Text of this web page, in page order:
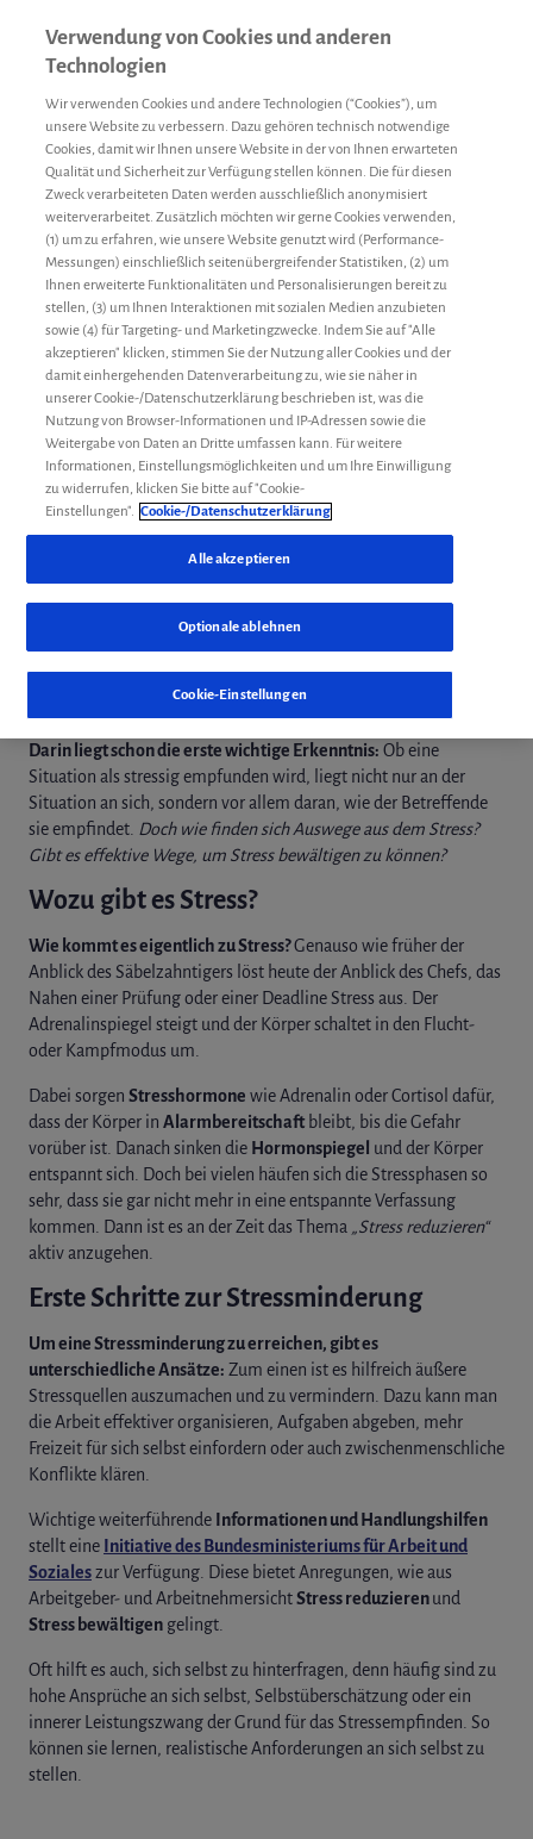
Mentale Gesundheit Redaktion 7. März 2018
Natürliche Auswege aus dem Stress
Laut Statista-Umfrage ist der wichtigste Neujahrsvorsatz der
Deutschen in diesem Jahr: Stress zu vermeiden beziehungsweise
Stress zu reduzieren.
Darin liegt schon die erste wichtige Erkenntnis: Ob eine
Situation als stressig empfunden wird, liegt nicht nur an der
Situation an sich, sondern vor allem daran, wie der Betreffende
sie empfindet. Doch wie finden sich Auswege aus dem Stress?
Gibt es effektive Wege, um Stress bewältigen zu können?
Wozu gibt es Stress?
Wie kommt es eigentlich zu Stress?Genauso wie früher der
Anblick des Säbelzahntigers löst heute der Anblick des Chefs, das
Nahen einer Prüfung oder einer Deadline Stress aus. Der
Adrenalinspiegel steigt und der Körper schaltet in den Flucht-
oder Kampfmodus um.
Dabei sorgen Stresshormone wie Adrenalin oder Cortisol dafür,
dass der Körper in Alarmbereitschaftbleibt, bis die Gefahr
vorüber ist. Danach sinken die Hormonspiegel und der Körper
entspannt sich. Doch bei vielen häufen sich die Stressphasen so
sehr, dass sie gar nicht mehr in eine entspannte Verfassung
kommen. Dann ist es an der Zeit das Thema
„Stress reduzieren“
aktiv anzugehen.
Erste Schritte zur Stressminderung
Um eine Stressminderung zu erreichen, gibt es
unterschiedliche Ansätze: Zum einen ist es hilfreich äußere
Stressquellen auszumachen und zu vermindern. Dazu kann man
die Arbeit effektiver organisieren, Aufgaben abgeben, mehr
Freizeit für sich selbst einfordern oder auch zwischenmenschliche
Konflikte klären.
Wichtige weiterführende Informationen und Handlungshilfen
stellt eine Initiative des Bundesministeriums für Arbeit und
Sozialeszur Verfügung. Diese bietet Anregungen, wie aus
Arbeitgeber- und ArbeitnehmersichtStress reduzierenund
Stress bewältigen gelingt.
Oft hilft es auch, sich selbst zu hinterfragen, denn häufig sind zu
hohe Ansprüche an sich selbst, Selbstüberschätzung oder ein
innerer Leistungszwang der Grund für das Stressempfinden. So
können sie lernen, realistische Anforderungen an sich selbst zu
stellen.
Verwendung von Cookies und anderen
Technologien
Wir verwenden Cookies und andere Technologien (“Cookies”), um
unsere Website zu verbessern. Dazu gehören technisch notwendige
Cookies, damit wir Ihnen unsere Website in der von Ihnen erwarteten
Qualität und Sicherheit zur Verfügung stellen können. Die für diesen
Zweck verarbeiteten Daten werden ausschließlich anonymisiert
weiterverarbeitet. Zusätzlich möchten wir gerne Cookies verwenden,
(1) um zu erfahren, wie unsere Website genutzt wird (Performance-
Messungen) einschließlich seitenübergreifender Statistiken, (2) um
Ihnen erweiterte Funktionalitäten und Personalisierungen bereit zu
stellen, (3) um Ihnen Interaktionen mit sozialen Medien anzubieten
sowie (4) für Targeting- und Marketingzwecke. Indem Sie auf "Alle
akzeptieren" klicken, stimmen Sie der Nutzung aller Cookies und der
damit einhergehenden Datenverarbeitung zu, wie sie näher in
unserer Cookie-/Datenschutzerklärung beschrieben ist, was die
Nutzung von Browser-Informationen und IP-Adressen sowie die
Weitergabe von Daten an Dritte umfassen kann. Für weitere
Informationen, Einstellungsmöglichkeiten und um Ihre Einwilligung
zu widerrufen, klicken Sie bitte auf "Cookie-
Einstellungen". Cookie-/Datenschutzerklärung
Cookie-Einstellungen
Optionale ablehnen
Alle akzeptieren